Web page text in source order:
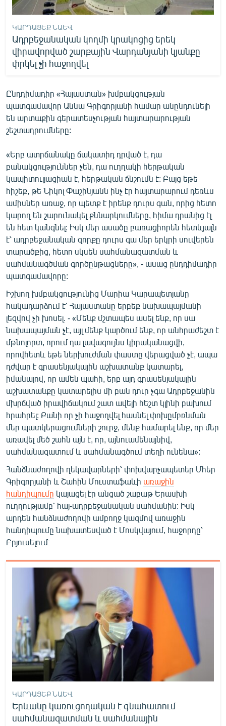
ԿԱՐԴԱՑԵՔ ՆԱԵՎ
Ադրբեջանական կողմի կրակոցից երեկ
վիրավորված շարքային Վարդանյանի կյանքը
փրկել չի հաջողվել
Ընդդիմադիր «Հայաստան» խմբակցության
պատգամավոր Աննա Գրիգորյանի համար անընդունելի
են արտաքին գերատեսչության հայտարարության
շեշտադրումները:
«Երբ ատրճանակը ճակատիդ դրված է, դա
բանակցություններ չեն, դա ուղղակի հերթական
կապիտուլյացիան է, հերթական ճնշումն է: Բայց եթե
հիշեք, թե Նիկոլ Փաշինյանն ինչ էր հայտարարում դեռևս
ամիսներ առաջ, որ պետք է իրենք դուրս գան, որից հետո
կարող են շարունակել քննարկումները, հիմա դրանից էլ
են հետ կանգնել: Իսկ մեր ասածը բառացիորեն հետևյալն
է՝ ադրբեջանական զորքը դուրս գա մեր երկրի սուվերեն
տարածքից, հետո սկսեն սահմանազատման և
սահմանագծման գործընթացները», - ասաց ընդդիմադիր
պատգամավորը:
Իշխող խմբակցությունից Մարիա Կարապետյանը
հակադարձում է՝ Հայաստանը երբեք նախապայմանի
լեզվով չի խոսել. - «Մենք մշտապես ասել ենք, որ սա
նախապայման չէ, այլ մենք կարծում ենք, որ անհրաժեշտ է
մթնոլորտ, որում դա լավագույնս կիրականացվի,
որովհետև եթե ներխուժման փաստը վերացված չէ, ապա
դժվար է գրասենյակային աշխատանք կատարել,
իմանալով, որ ամեն պահի, երբ այդ գրասենյակային
աշխատանքը կատարելիս մի բան դուր չգա Ադրբեջանին
մխրճված իրավիճակում շատ ավելի հեշտ կլինի բախում
հրահրել: Քանի որ չի հաջողվել հասնել փոխըմբռնման
մեր պատկերացումների շուրջ, մենք համարել ենք, որ մեր
առավել մեծ շահն այն է, որ, այնուամենայնիվ,
սահմանազատում և սահմանագծում տեղի ունենա»:
Հանձնաժողովի ղեկավարների՝ փոխվարչապետեր Մհեր
Գրիգորյանի և Շահին Մուստաֆաևի առաջին
հանդիպումը կայացել էր անցած շաբաթ Երասխի
ուղղությամբ՝ հայ-ադրբեջանական սահմանին։ Իսկ
արդեն հանձնաժողովի ամբողջ կազմով առաջին
հանդիպումը նախատեսված է Մոսկվայում, հաջորդը՝
Բրյուսելում։
ԿԱՐԴԱՑԵՔ ՆԱԵՎ
Երևանը կառուցողական է գնահատում
սահմանազատման և սահմանային